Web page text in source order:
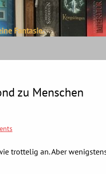
content
Fantasie.
zu Menschen
trottelig an. Aber